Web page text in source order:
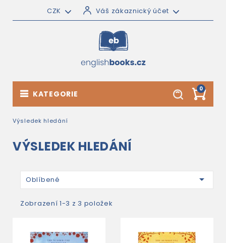
CZK Váš zákaznický účet
0
KATEGORIE
Výsledek hledání
VÝSLEDEK HLEDÁNÍ
Oblíbené 
Zobrazení 1-3 z 3 položek